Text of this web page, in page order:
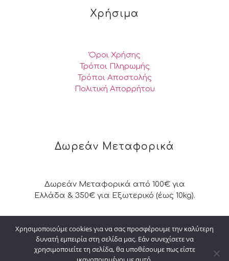
Χρήσιμα
Όροι Χρήσης
Τρόποι Πληρωμής
Τρόποι Αποστολής
Πολιτική Απορρήτου
Δωρεάν Μεταφορικά
Δωρεάν Μεταφορικά από 100€ για
Ελλάδα & 350€ για Εξωτερικό (έως 10kg).
© 2026 Kalpakisdesign. All Rights Reserved. |
Powered by
digital4u
Χρησιμοποιούμε cookies για να σας προσφέρουμε την καλύτερη
δυνατή εμπειρία στη σελίδα μας. Εάν συνεχίσετε να
χρησιμοποιείτε τη σελίδα, θα υποθέσουμε πως είστε